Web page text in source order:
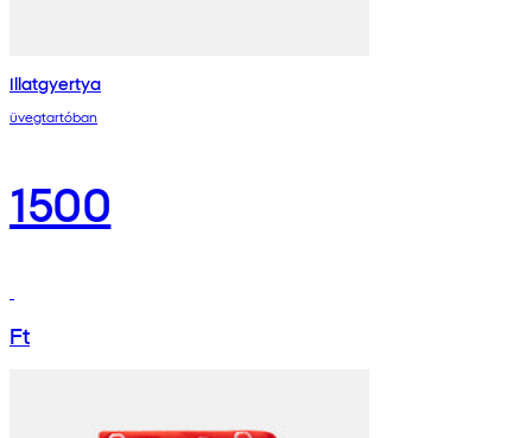
Illatgyertya
üvegtartóban
1500
Ft